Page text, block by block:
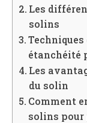
Les
solins
étanchéité
Les
du solin
Comment
solins pour